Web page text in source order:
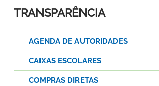
de
TRANSPARÊNCIA
AGENDA DE AUTORIDADES
CAIXAS ESCOLARES
COMPRAS DIRETAS